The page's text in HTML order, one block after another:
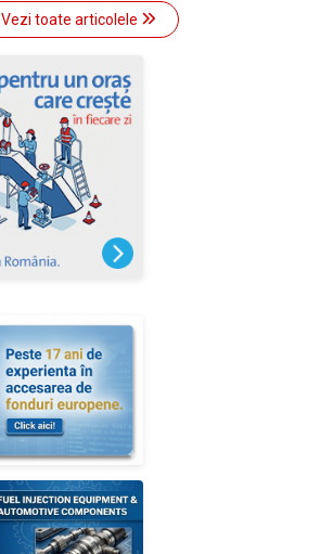
Vezi toate articolele